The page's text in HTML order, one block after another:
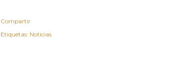
Compartir
Etiquetas: Noticias